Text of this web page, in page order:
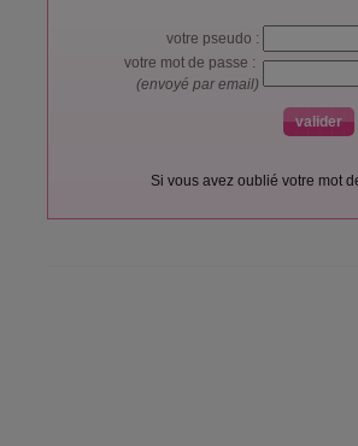
votre pseudo :
votre mot de passe :
(envoyé par email)
Si vous avez oublié votre mot